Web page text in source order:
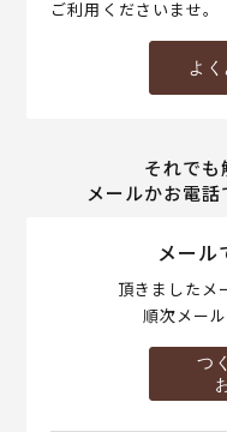
ご利用くださいませ。
よ
それでも
メールかお電話
メール
頂きましたメ
順次メー
つ